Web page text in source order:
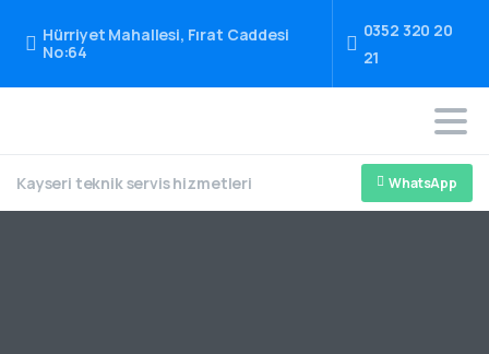
Hürriyet Mahallesi, Fırat Caddesi
No:64
0352 320 20
21
Kayseri teknik servis hizmetleri WhatsApp